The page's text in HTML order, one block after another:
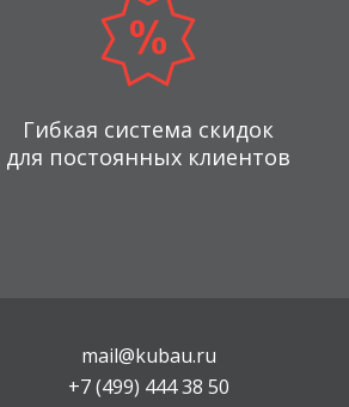
Гибкая система скидок
для постоянных клиентов
mail@kubau.ru
+7 (499) 444 38 50